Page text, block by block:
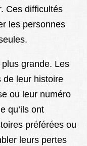
Ces difficultés
les personnes
grande. Les
de leur histoire
ou leur numéro
qu’ils ont
préférées ou
leurs pertes